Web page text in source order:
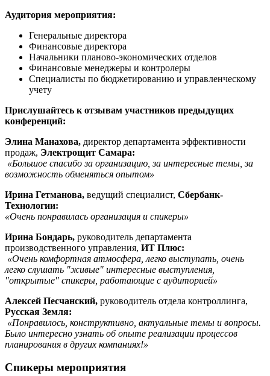
Аудитория мероприятия:
Генеральные директора
Финансовые директора
Начальники планово-экономических отделов
Финансовые менеджеры и контролеры
Специалисты по бюджетированию и управленческому
учету
Прислушайтесь к отзывам участников предыдущих
конференций:
Элина Манахова, директор департамента эффективности
продаж, Электрощит Самара:
«Большое спасибо за организацию, за интересные темы, за
возможность обменяться опытом»
Ирина Гетманова, ведущий специалист, Сбербанк-
Технологии:
«Очень понравилась организация и спикеры»
Ирина Бондарь, руководитель департамента
производственного управления, ИТ Плюс:
«Очень комфортная атмосфера, легко выступать, очень
легко слушать "живые" интересные выступления,
"открытые" спикеры, работающие с аудиторией»
Алексей Песчанский, руководитель отдела контроллинга,
Русская Земля:
«Понравилось, конструктивно, актуальные темы и вопросы.
Было интересно узнать об опыте реализации процессов
планирования в других компаниях!»
Спикеры мероприятия